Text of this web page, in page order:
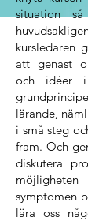
situation
kursledaren
att genast
och idéer
lärande,
i små steg
fram. Och
diskutera
symptomen
lära oss